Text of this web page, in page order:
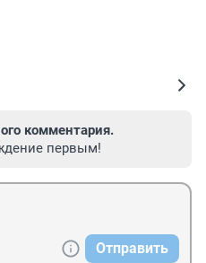
комментария.
первым!
Отправить